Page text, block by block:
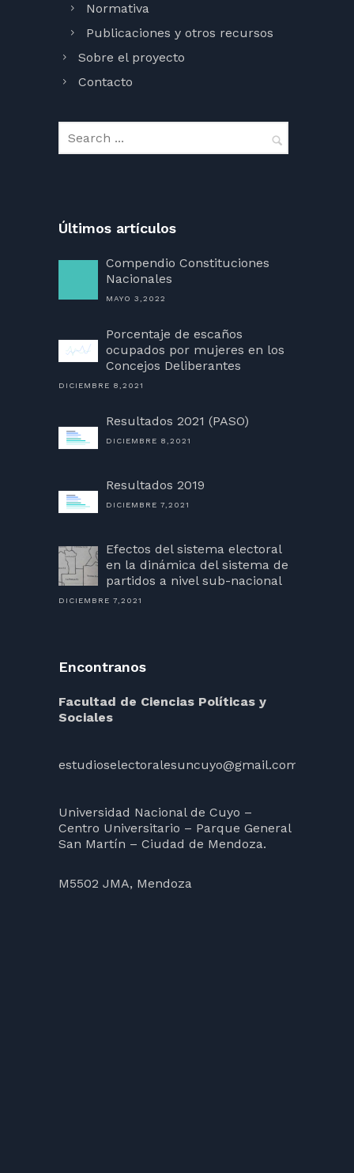
Normativa
Publicaciones y otros recursos
Sobre el proyecto
Contacto
Últimos artículos
Compendio Constituciones
Nacionales
MAYO 3,2022
Porcentaje de escaños
ocupados por mujeres en los
Concejos Deliberantes
DICIEMBRE 8,2021
Resultados 2021 (PASO)
DICIEMBRE 8,2021
Resultados 2019
DICIEMBRE 7,2021
Efectos del sistema electoral
en la dinámica del sistema de
partidos a nivel sub-nacional
DICIEMBRE 7,2021
Encontranos
Facultad de Ciencias Políticas y
Sociales
estudioselectoralesuncuyo@gmail.com
Universidad Nacional de Cuyo –
Centro Universitario – Parque General
San Martín – Ciudad de Mendoza.
M5502 JMA, Mendoza